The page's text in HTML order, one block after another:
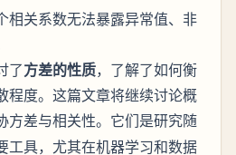
相关系数无法暴露异常值、非
了方差的性质，了解了如何衡
程度。这篇文章将继续讨论概
方差与相关性。它们是研究随
工具，尤其在机器学习和数据